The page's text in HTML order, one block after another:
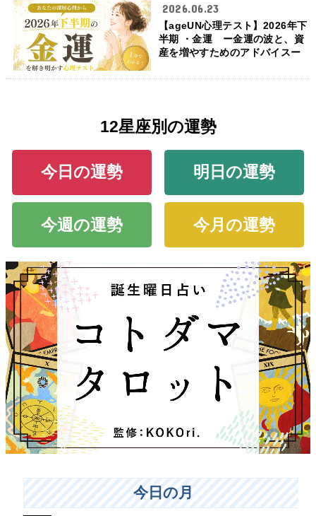
2026.06.23
【ageUN心理テスト】2026年下
半期 ・金運 ー金運の波と、資
産を増やすためのアドバイスー
12星座別の運勢
今日の運勢 明日の運勢
今週の運勢 今月の運勢
今日の月